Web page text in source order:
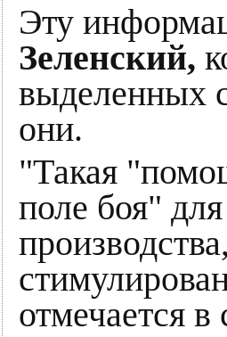
Эту
Зеленский,
выделенных
они.
"Такая
поле боя"
отмечается в